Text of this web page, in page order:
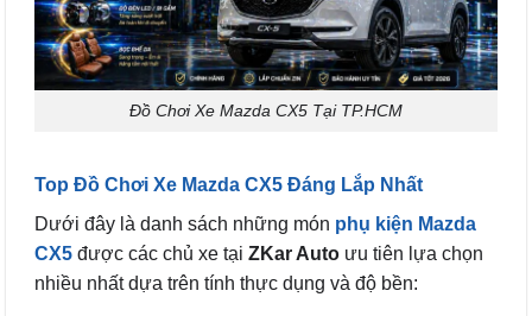
Đồ Chơi Xe Mazda CX5 Tại TP.HCM
Top Đồ Chơi Xe Mazda CX5 Đáng Lắp Nhất
Dưới đây là danh sách những món phụ kiện Mazda
CX5 được các chủ xe tại ZKar Auto ưu tiên lựa chọn
nhiều nhất dựa trên tính thực dụng và độ bền: